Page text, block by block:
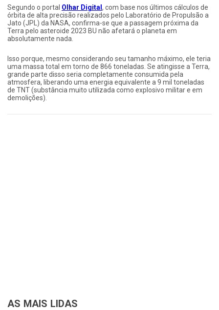
Segundo o portal Olhar Digital , com base nos últimos cálculos de
órbita de alta precisão realizados pelo Laboratório de Propulsão a
Jato (JPL) da NASA, confirma-se que a passagem próxima da
Terra pelo asteroide 2023 BU não afetará o planeta em
absolutamente nada.
Isso porque, mesmo considerando seu tamanho máximo, ele teria
uma massa total em torno de 866 toneladas. Se atingisse a Terra,
grande parte disso seria completamente consumida pela
atmosfera, liberando uma energia equivalente a 9 mil toneladas
de TNT (substância muito utilizada como explosivo militar e em
demolições).
AS MAIS LIDAS